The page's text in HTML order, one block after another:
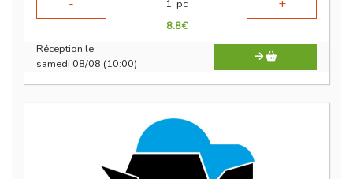
- 1 pc +
8.8€
Réception le
samedi 08/08 (10:00)